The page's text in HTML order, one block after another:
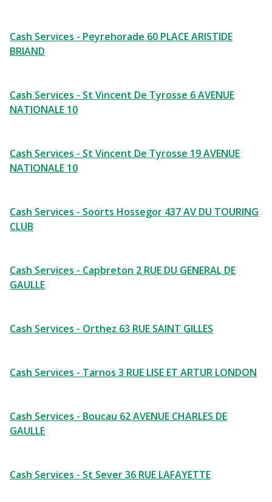
Cash Services - Peyrehorade 60 PLACE ARISTIDE
BRIAND
Cash Services - St Vincent De Tyrosse 6 AVENUE
NATIONALE 10
Cash Services - St Vincent De Tyrosse 19 AVENUE
NATIONALE 10
Cash Services - Soorts Hossegor 437 AV DU TOURING
CLUB
Cash Services - Capbreton 2 RUE DU GENERAL DE
GAULLE
Cash Services - Orthez 63 RUE SAINT GILLES
Cash Services - Tarnos 3 RUE LISE ET ARTUR LONDON
Cash Services - Boucau 62 AVENUE CHARLES DE
GAULLE
Cash Services - St Sever 36 RUE LAFAYETTE